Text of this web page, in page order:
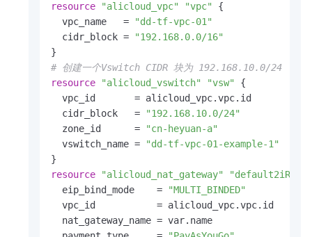
resource
"alicloud_vpc" "vpc"
{
  vpc_name   =
"dd-tf-vpc-01"
  cidr_block =
"192.168.0.0/16"
# 创建一个Vswitch CIDR 块为 192.168.10.0/24
resource
"alicloud_vswitch" "vsw"
{
  vpc_id       = alicloud_vpc.vpc.id
  cidr_block   =
"192.168.10.0/24"
  zone_id      =
"cn-heyuan-a"
  vswitch_name =
"dd-tf-vpc-01-example-1"
resource
"alicloud_nat_gateway"
"default2iRZpC"
  eip_bind_mode    =
"MULTI_BINDED"
  vpc_id           = alicloud_vpc.vpc.id
  nat_gateway_name = var.name